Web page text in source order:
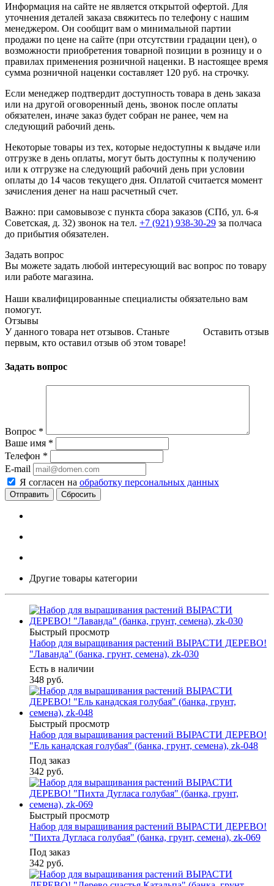
Информация на сайте не является открытой офертой. Для
уточнения деталей заказа свяжитесь по телефону с нашим
менеджером. Он сообщит вам о минимальной партии
продажи по цене на сайте (при отсутствии градации цен), о
возможности приобретения товарной позиции в розницу и о
правилах применения розничной наценки. В настоящее время
сумма розничной наценки составляет 120 руб. на строчку.
Если менеджер подтвердит доступность товара в день заказа
или на другой оговоренный день, звонок после оплаты
обязателен, иначе заказ будет собран не ранее, чем на
следующий рабочий день.
Некоторые товары из тех, которые недоступны к выдаче или
отгрузке в день оплаты, могут быть доступны к получению
или к отгрузке на следующий рабочий день при условии
оплаты до 14 часов текущего дня. Оплатой считается момент
зачисления денег на наш расчетный счет.
Важно: при самовывозе с пункта сборa заказов (СПб, ул. 6-я
Советская, д. 32) звонок на тел. +7 (921) 938-30-29 за полчаса
до прибытия обязателен.
Задать вопрос
Вы можете задать любой интересующий вас вопрос по товару
или работе магазина.
Наши квалифицированные специалисты обязательно вам
помогут.
Отзывы
Оставить отзыв
У данного товара нет отзывов. Станьте
первым, кто оставил отзыв об этом товаре!
Задать вопрос
Вопрос *
Ваше имя *
Телефон *
E-mail
Я согласен на обработку персональных данных
Сбросить
Другие товары категории
Быстрый просмотр
Набор для выращивания растений ВЫРАСТИ ДЕРЕВО!
"Лаванда" (банка, грунт, семена), zk-030
Есть в наличии
348 руб.
Быстрый просмотр
Набор для выращивания растений ВЫРАСТИ ДЕРЕВО!
"Ель канадская голубая" (банка, грунт, семена), zk-048
Под заказ
342 руб.
Быстрый просмотр
Набор для выращивания растений ВЫРАСТИ ДЕРЕВО!
"Пихта Дугласа голубая" (банка, грунт, семена), zk-069
Под заказ
342 руб.